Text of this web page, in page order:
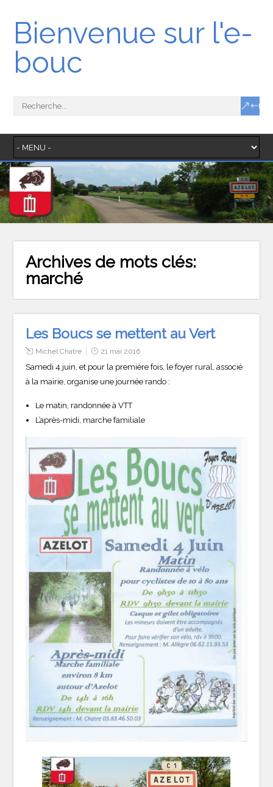
Bienvenue sur l'e-
bouc
Archives de mots clés:
marché
Les Boucs se mettent au Vert
Michel Chatre 21 mai 2016
Samedi 4 juin, et pour la première fois, le foyer rural, associé
à la mairie, organise une journée rando :
Le matin, randonnée à VTT
L’après-midi, marche familiale